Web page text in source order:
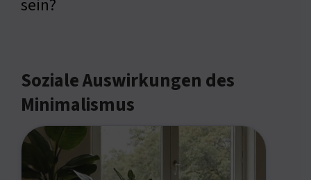
sein?
Soziale Auswirkungen des
Minimalismus